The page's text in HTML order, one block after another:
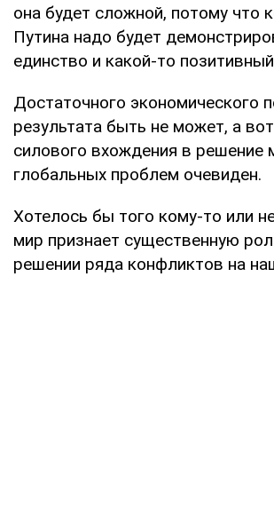
она будет сложной, потому что
Путина надо будет
единство и какой-то
Достаточного экономического
результата быть не может, а
силового вхождения в решение
глобальных проблем очевиден.
Хотелось бы того кому-то или
мир признает существенную
решении ряда конфликтов на